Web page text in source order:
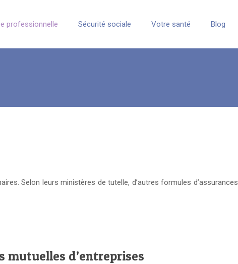
professionnelle Sécurité sociale Votre santé Blog
Selon leurs ministères de tutelle, d’autres formules d’assurances
mutuelles d’entreprises